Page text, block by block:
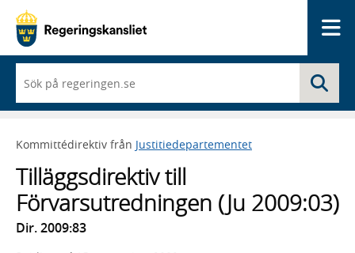
du
börjar
skriva
framträder
lista
med
sökförslag
Kommittédirektiv från Justitiedepartementet
Tilläggsdirektiv till
Förvarsutredningen (Ju 2009:03)
Dir. 2009:83